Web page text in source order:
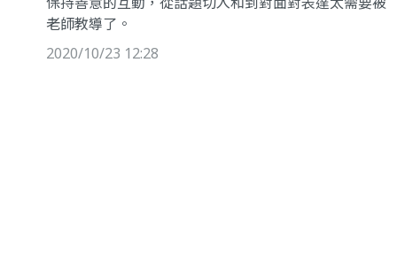
老師教導了。
2020/10/23 12:28